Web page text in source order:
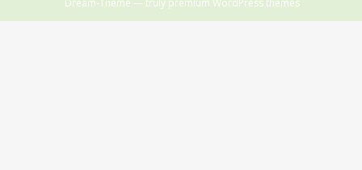
Dream-Theme — truly premium WordPress themes